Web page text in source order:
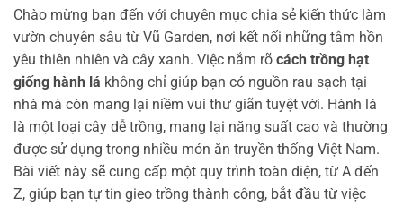
Chào mừng bạn đến với chuyên mục chia sẻ kiến thức làm
vườn chuyên sâu từ Vũ Garden, nơi kết nối những tâm hồn
yêu thiên nhiên và cây xanh. Việc nắm rõ cách trồng hạt
giống hành lá không chỉ giúp bạn có nguồn rau sạch tại
nhà mà còn mang lại niềm vui thư giãn tuyệt vời. Hành lá
là một loại cây dễ trồng, mang lại năng suất cao và thường
được sử dụng trong nhiều món ăn truyền thống Việt Nam.
Bài viết này sẽ cung cấp một quy trình toàn diện, từ A đến
Z, giúp bạn tự tin gieo trồng thành công, bắt đầu từ việc